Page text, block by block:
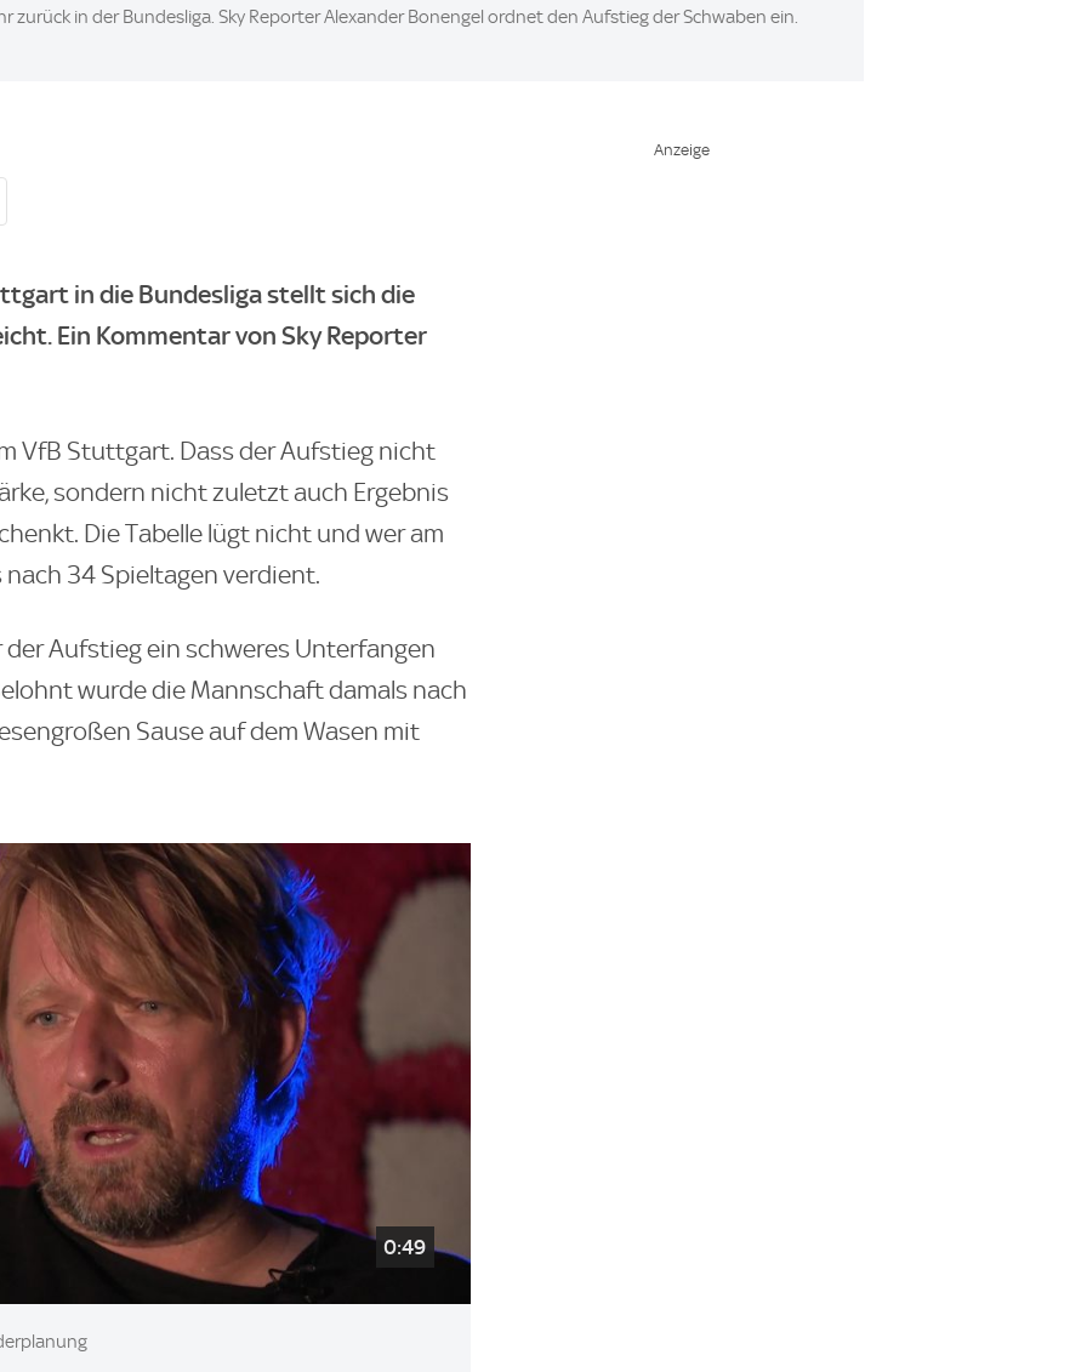
zurück in der Bundesliga. Sky Reporter Alexander Bonengel ordnet den Aufstieg der Schwaben ein.
in die Bundesliga stellt sich die
Ein Kommentar von Sky Reporter
VfB Stuttgart. Dass der Aufstieg nicht
sondern nicht zuletzt auch Ergebnis
Die Tabelle lügt nicht und wer am
34 Spieltagen verdient.
der Aufstieg ein schweres Unterfangen
wurde die Mannschaft damals nach
Sause auf dem Wasen mit
0:49